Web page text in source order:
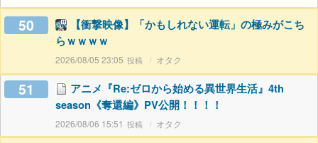
50
【衝撃映像】「かもしれない運転」の極みがこち
らｗｗｗｗ
2026/08/05 23:05 オタク
51
アニメ『Re:ゼロから始める異世界生活』4th
season《奪還編》PV公開！！！！
2026/08/06 15:51 オタク